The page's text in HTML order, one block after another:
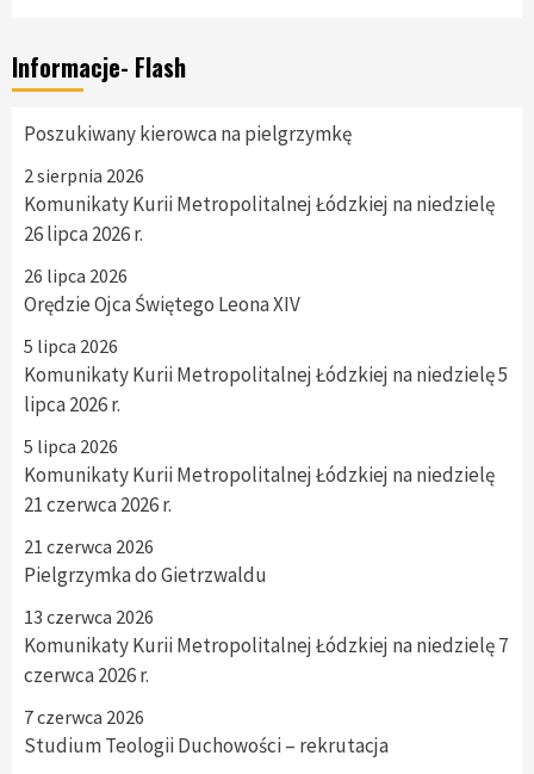
Informacje- Flash
Poszukiwany kierowca na pielgrzymkę
2 sierpnia 2026
Komunikaty Kurii Metropolitalnej Łódzkiej na niedzielę
26 lipca 2026 r.
26 lipca 2026
Orędzie Ojca Świętego Leona XIV
5 lipca 2026
Komunikaty Kurii Metropolitalnej Łódzkiej na niedzielę 5
lipca 2026 r.
5 lipca 2026
Komunikaty Kurii Metropolitalnej Łódzkiej na niedzielę
21 czerwca 2026 r.
21 czerwca 2026
Pielgrzymka do Gietrzwaldu
13 czerwca 2026
Komunikaty Kurii Metropolitalnej Łódzkiej na niedzielę 7
czerwca 2026 r.
7 czerwca 2026
Studium Teologii Duchowości – rekrutacja